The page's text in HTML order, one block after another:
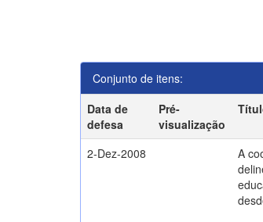
Conjunto de itens:
Data de
defesa
Pré-
visualização
2-Dez-2008
A